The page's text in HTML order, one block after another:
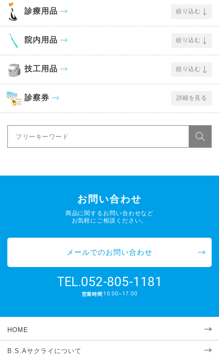
診療用品 絞り込む
院内用品 絞り込む
技工用品 絞り込む
診察券 詳細を見る
お問い合わせ
商品に関するお問い合わせなど
お気軽にご相談ください。
メールでのお問い合わせ
TEL.052-805-1181
営業時間 10:00~17:00
HOME
B.S.Aサクライについて